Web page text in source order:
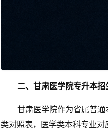
二、甘肃医学院专升本招
甘肃医学院作为省属普
类对照表，医学类本科专业